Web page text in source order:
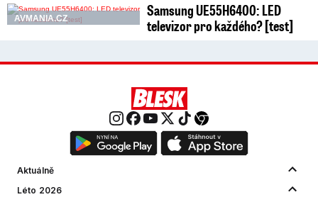
AVMANIA.CZ
Samsung UE55H6400: LED
televizor pro každého? [test]
Aktuálně
Léto 2026